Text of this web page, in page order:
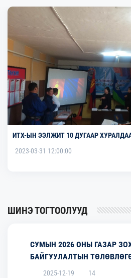
ИТХ-ЫН ЭЭЛЖИТ 10 ДУГААР
2023-03-31 12:00:00
ШИНЭ ТОГТООЛУУД
СУМЫН 2026 ОНЫ ГАЗАР
БАЙГУУЛАЛТЫН
2025-12-19 14